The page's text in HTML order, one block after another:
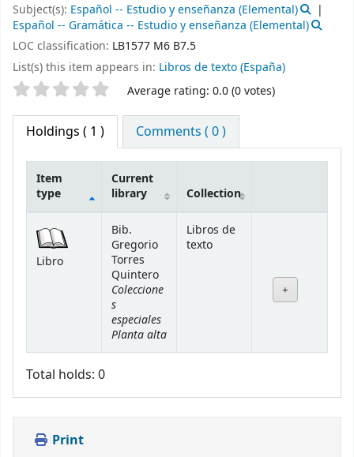
Subject(s): Español -- Estudio y enseñanza (Elemental)
Español -- Gramática -- Estudio y enseñanza (Elemental)
LOC classification: LB1577 M6 B7.5
List(s) this item appears in: Libros de texto (España)
Star ratings Average rating: 0.0 (0 votes)
Holdings ( 1 ) Comments ( 0 )
Item
type
Current
library
Collection
Libro
Bib.
Gregorio
Torres
Quintero
Coleccione
s
especiales
Planta alta
Libros de
texto
Total holds: 0
Print